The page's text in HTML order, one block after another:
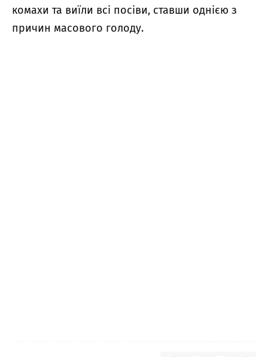
комахи та виїли всі посіви, ставши однією з
причин масового голоду.